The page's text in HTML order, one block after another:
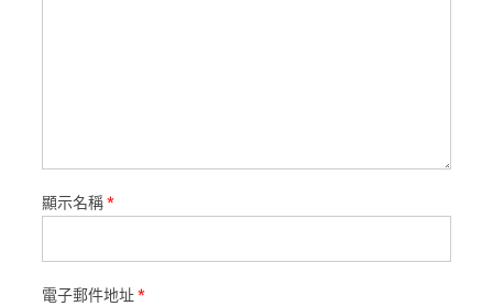
顯示名稱*
電子郵件地址*